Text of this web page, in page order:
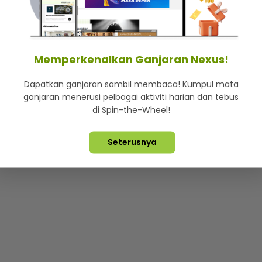
Lebih hot, viral dan sensasi
Terpelihara © 2026. Star Media Group Berhad [197101000523
Memperkenalkan Ganjaran Nexus!
Dapatkan ganjaran sambil membaca! Kumpul mata
ganjaran menerusi pelbagai aktiviti harian dan tebus
di Spin-the-Wheel!
Seterusnya